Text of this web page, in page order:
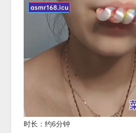
时长：约6分钟